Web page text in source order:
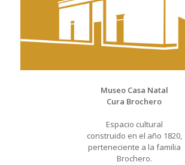
Museo Casa Natal
Cura Brochero
Espacio cultural
construido en el año 1820,
perteneciente a la familia
Brochero.